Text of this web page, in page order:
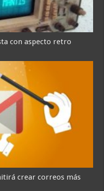
con aspecto retro
crear correos más